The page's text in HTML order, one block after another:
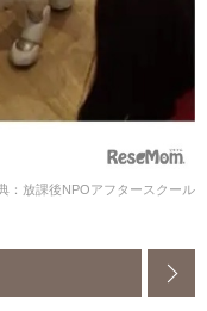
：放課後NPOアフタースクール